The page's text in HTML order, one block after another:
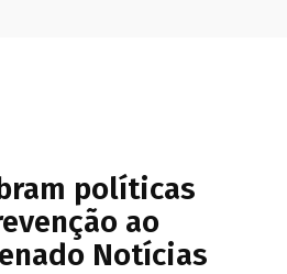
políticas
ao
Notícias